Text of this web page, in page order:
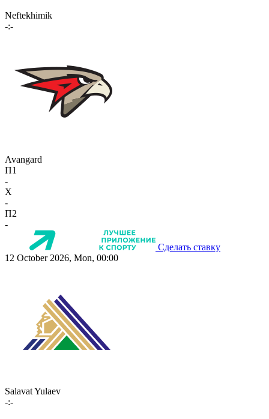
Neftekhimik
-:-
Avangard
П1
-
X
-
П2
-
Сделать ставку
12 October 2026, Mon, 00:00
Salavat Yulaev
-:-